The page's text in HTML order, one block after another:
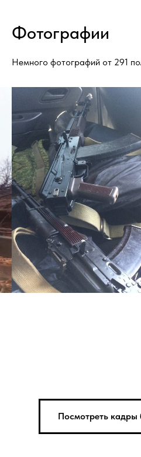
Фотографии
Немного фотографий от 291
Посмотреть кадры